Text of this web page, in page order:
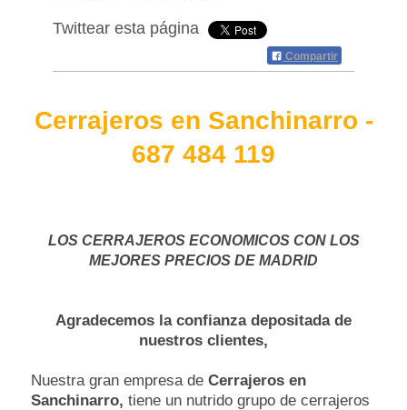
Twittear esta página
Compartir
Cerrajeros en Sanchinarro -
687 484 119
LOS CERRAJEROS ECONOMICOS CON LOS
MEJORES PRECIOS DE MADRID
Agradecemos la confianza depositada de
nuestros clientes,
Nuestra gran empresa de Cerrajeros en
Sanchinarro, tiene un nutrido grupo de cerrajeros